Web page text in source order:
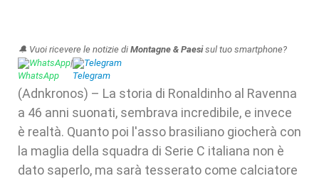
🔔 Vuoi ricevere le notizie di Montagne & Paesisul tuo smartphone?
WhatsApp| Telegram
(Adnkronos) – La storia di Ronaldinho al Ravenna
a 46 anni suonati, sembrava incredibile, e invece
è realtà. Quanto poi l'asso brasiliano giocherà con
la maglia della squadra di Serie C italiana non è
dato saperlo, ma sarà tesserato come calciatore